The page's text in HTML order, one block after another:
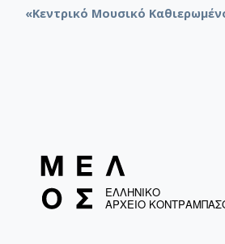
«Κεντρικό Μουσικό